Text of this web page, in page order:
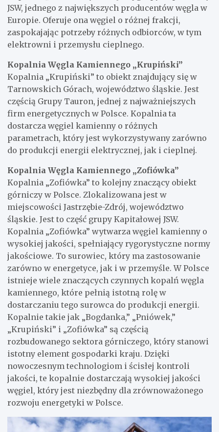
JSW, jednego z największych producentów węgla w
Europie. Oferuje ona węgiel o różnej frakcji,
zaspokajając potrzeby różnych odbiorców, w tym
elektrowni i przemysłu cieplnego.
Kopalnia Węgla Kamiennego „Krupiński”
Kopalnia „Krupiński” to obiekt znajdujący się w
Tarnowskich Górach, województwo śląskie. Jest
częścią Grupy Tauron, jednej z najważniejszych
firm energetycznych w Polsce. Kopalnia ta
dostarcza węgiel kamienny o różnych
parametrach, który jest wykorzystywany zarówno
do produkcji energii elektrycznej, jak i cieplnej.
Kopalnia Węgla Kamiennego „Zofiówka”
Kopalnia „Zofiówka” to kolejny znaczący obiekt
górniczy w Polsce. Zlokalizowana jest w
miejscowości Jastrzębie-Zdrój, województwo
śląskie. Jest to część grupy Kapitałowej JSW.
Kopalnia „Zofiówka” wytwarza węgiel kamienny o
wysokiej jakości, spełniający rygorystyczne normy
jakościowe. To surowiec, który ma zastosowanie
zarówno w energetyce, jak i w przemyśle. W Polsce
istnieje wiele znaczących czynnych kopalń węgla
kamiennego, które pełnią istotną rolę w
dostarczaniu tego surowca do produkcji energii.
Kopalnie takie jak „Bogdanka,” „Pniówek,”
„Krupiński” i „Zofiówka” są częścią
rozbudowanego sektora górniczego, który stanowi
istotny element gospodarki kraju. Dzięki
nowoczesnym technologiom i ścisłej kontroli
jakości, te kopalnie dostarczają wysokiej jakości
węgiel, który jest niezbędny dla zrównoważonego
rozwoju energetyki w Polsce.